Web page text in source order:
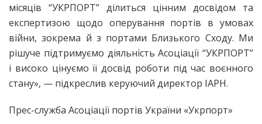
місяців “УКРПОРТ” ділиться цінним досвідом та
експертизою щодо оперування портів в умовах
війни, зокрема й з портами Близького Сходу. Ми
рішуче підтримуємо діяльність Асоціації “УКРПОРТ”
і високо цінуємо її досвід роботи під час воєнного
стану», — підкреслив керуючий директор IAPH.
Прес-служба Асоціації портів України «Укрпорт»